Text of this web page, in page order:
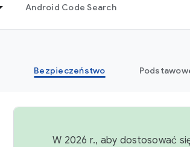
Android Code Search
Bezpieczeństwo
W 2026 r., aby dostosować